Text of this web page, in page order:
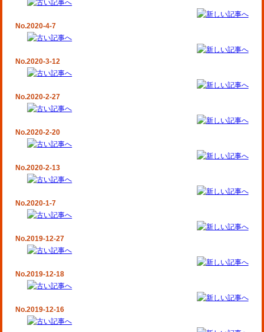
No.2020-4-7
No.2020-3-12
No.2020-2-27
No.2020-2-20
No.2020-2-13
No.2020-1-7
No.2019-12-27
No.2019-12-18
No.2019-12-16